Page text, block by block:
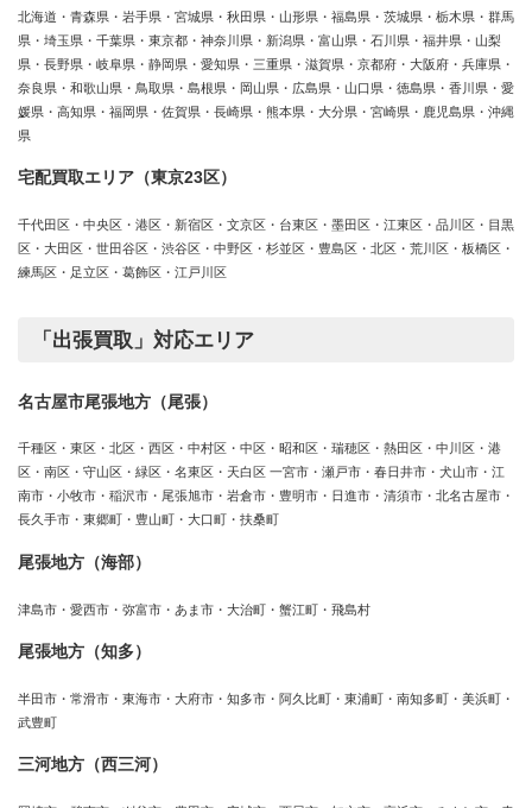
北海道・青森県・岩手県・宮城県・秋田県・山形県・福島県・茨城県・栃木県・群馬
県・埼玉県・千葉県・東京都・神奈川県・新潟県・富山県・石川県・福井県・山梨
県・長野県・岐阜県・静岡県・愛知県・三重県・滋賀県・京都府・大阪府・兵庫県・
奈良県・和歌山県・鳥取県・島根県・岡山県・広島県・山口県・徳島県・香川県・愛
媛県・高知県・福岡県・佐賀県・長崎県・熊本県・大分県・宮崎県・鹿児島県・沖縄
県
宅配買取エリア（東京23区）
千代田区・中央区・港区・新宿区・文京区・台東区・墨田区・江東区・品川区・目黒
区・大田区・世田谷区・渋谷区・中野区・杉並区・豊島区・北区・荒川区・板橋区・
練馬区・足立区・葛飾区・江戸川区
「出張買取」対応エリア
名古屋市尾張地方（尾張）
千種区・東区・北区・西区・中村区・中区・昭和区・瑞穂区・熱田区・中川区・港
区・南区・守山区・緑区・名東区・天白区 一宮市・瀬戸市・春日井市・犬山市・江
南市・小牧市・稲沢市・尾張旭市・岩倉市・豊明市・日進市・清須市・北名古屋市・
長久手市・東郷町・豊山町・大口町・扶桑町
尾張地方（海部）
津島市・愛西市・弥富市・あま市・大治町・蟹江町・飛島村
尾張地方（知多）
半田市・常滑市・東海市・大府市・知多市・阿久比町・東浦町・南知多町・美浜町・
武豊町
三河地方（西三河）